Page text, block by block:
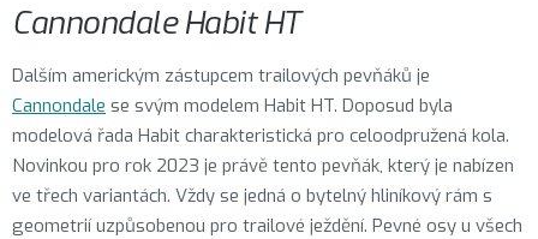
Cannondale Habit HT
Dalším americkým zástupcem trailových pevňáků je
Cannondale se svým modelem Habit HT. Doposud byla
modelová řada Habit charakteristická pro celoodpružená kola.
Novinkou pro rok 2023 je právě tento pevňák, který je nabízen
ve třech variantách. Vždy se jedná o bytelný hliníkový rám s
geometrií uzpůsobenou pro trailové ježdění. Pevné osy u všech